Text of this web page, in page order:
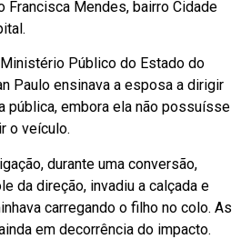
Francisca Mendes, bairro Cidade
Público do Estado do
Paulo ensinava a esposa a dirigir
pública, embora ela não possuísse
o veículo.
durante uma conversão,
da direção, invadiu a calçada e
carregando o filho no colo. As
em decorrência do impacto.